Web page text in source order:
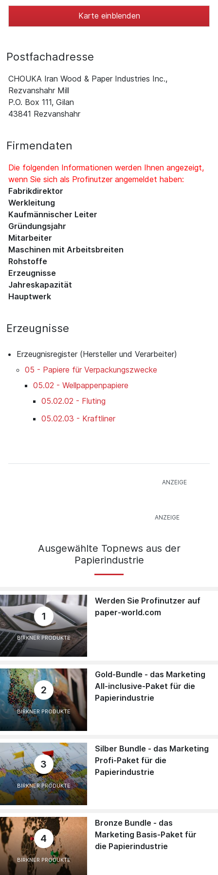
Karte einblenden
Postfachadresse
CHOUKA Iran Wood & Paper Industries Inc.,
Rezvanshahr Mill
P.O. Box 111, Gilan
43841 Rezvanshahr
Firmendaten
Die folgenden Informationen werden Ihnen angezeigt,
wenn Sie sich als Profinutzer angemeldet haben:
Fabrikdirektor
Werkleitung
Kaufmännischer Leiter
Gründungsjahr
Mitarbeiter
Maschinen mit Arbeitsbreiten
Rohstoffe
Erzeugnisse
Jahreskapazität
Hauptwerk
Erzeugnisse
Erzeugnisregister (Hersteller und Verarbeiter)
05 - Papiere für Verpackungszwecke
05.02 - Wellpappenpapiere
05.02.02 - Fluting
05.02.03 - Kraftliner
Ausgewählte Topnews aus der
Papierindustrie
1
BIRKNER PRODUKTE
Werden Sie Profinutzer auf
paper-world.com
2
BIRKNER PRODUKTE
Gold-Bundle - das Marketing
All-inclusive-Paket für die
Papierindustrie
3
BIRKNER PRODUKTE
Silber Bundle - das Marketing
Profi-Paket für die
Papierindustrie
4
BIRKNER PRODUKTE
Bronze Bundle - das
Marketing Basis-Paket für
die Papierindustrie